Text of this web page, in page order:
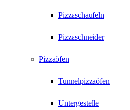
Pizzaschaufeln
Pizzaschneider
Pizzaöfen
Tunnelpizzaöfen
Untergestelle